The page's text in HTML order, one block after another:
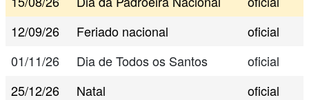
12/09/26
Feriado nacional
oficial
01/11/26
Dia de Todos os Santos
oficial
25/12/26
Natal oficial